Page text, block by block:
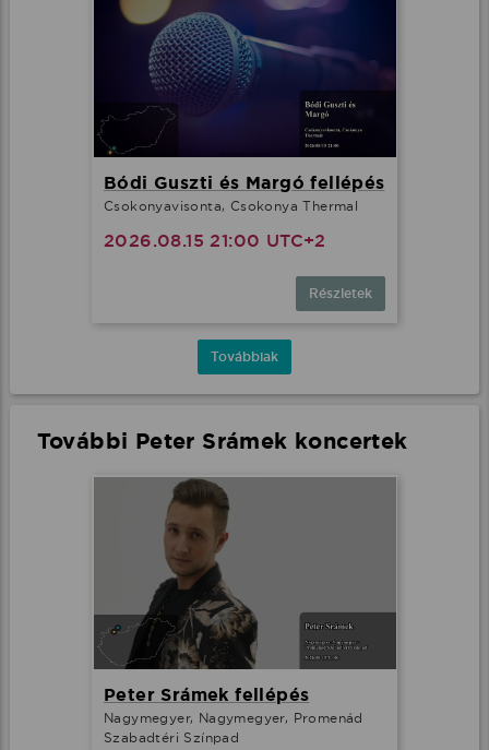
Bódi Guszti és Margó fellépés
Csokonyavisonta, Csokonya Thermal
2026.08.15 21:00 UTC+2
Részletek
Továbbiak
További Peter Srámek koncertek
Peter Srámek fellépés
Nagymegyer, Nagymegyer, Promenád
Szabadtéri Színpad